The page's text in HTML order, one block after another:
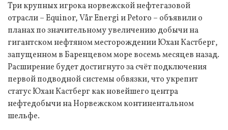
Три крупных игрока норвежской нефтегазовой
отрасли – Equinor, Vår Energi и Petoro – объявили о
планах по значительному увеличению добычи на
гигантском нефтяном месторождении Юхан Кастберг,
запущенном в Баренцевом море восемь месяцев назад.
Расширение будет достигнуто за счёт подключения
первой подводной системы обвязки, что укрепит
статус Юхан Кастберг как новейшего центра
нефтедобычи на Норвежском континентальном
шельфе.